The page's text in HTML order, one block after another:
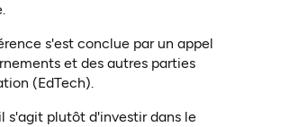
s'est conclue par un appel
et des autres parties
(EdTech).
s'agit plutôt d'investir dans le